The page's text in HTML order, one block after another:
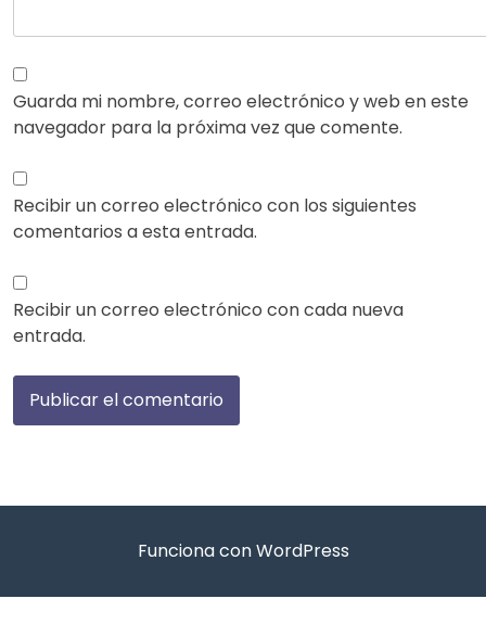
Guarda mi nombre, correo electrónico y web en este
navegador para la próxima vez que comente.
Recibir un correo electrónico con los siguientes
comentarios a esta entrada.
Recibir un correo electrónico con cada nueva
entrada.
Funciona con WordPress